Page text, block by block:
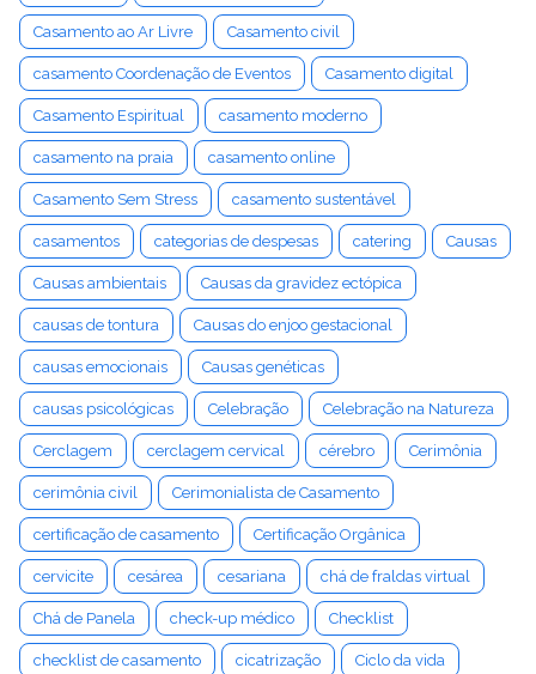
Casamento ao Ar Livre Casamento civil
casamento Coordenação de Eventos Casamento digital
Casamento Espiritual casamento moderno
casamento na praia casamento online
Casamento Sem Stress casamento sustentável
casamentos categorias de despesas catering Causas
Causas ambientais Causas da gravidez ectópica
causas de tontura Causas do enjoo gestacional
causas emocionais Causas genéticas
causas psicológicas Celebração Celebração na Natureza
Cerclagem cerclagem cervical cérebro Cerimônia
cerimônia civil Cerimonialista de Casamento
certificação de casamento Certificação Orgânica
cervicite cesárea cesariana chá de fraldas virtual
Chá de Panela check-up médico Checklist
checklist de casamento cicatrização Ciclo da vida